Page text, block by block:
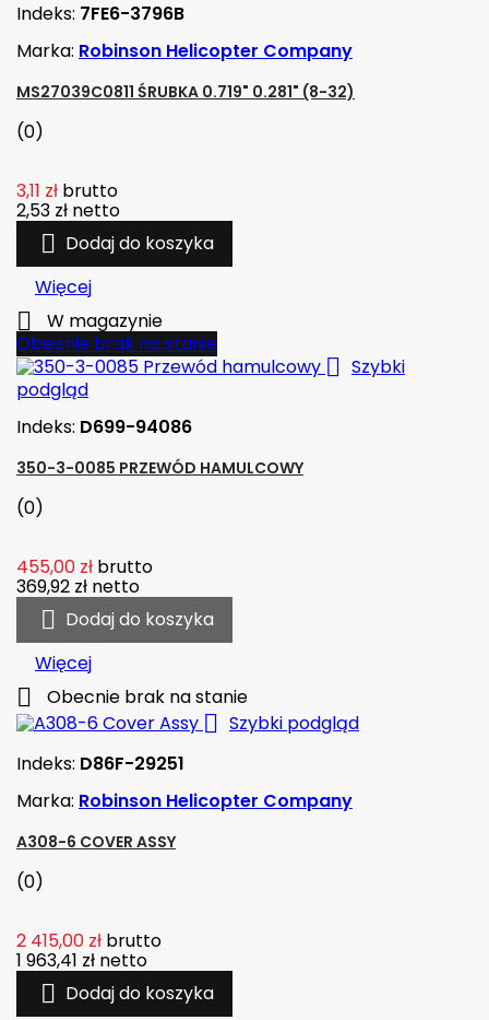
Indeks: 7FE6-3796B
Marka: Robinson Helicopter Company
MS27039C0811 ŚRUBKA 0.719" 0.281" (8-32)
(0)
3,11 zł brutto
2,53 zł netto
 Dodaj do koszyka
Więcej

W magazynie
Obecnie brak na stanie
 Szybki
podgląd
Indeks: D699-94086
350-3-0085 PRZEWÓD HAMULCOWY
(0)
455,00 zł brutto
369,92 zł netto
 Dodaj do koszyka
Więcej
 Obecnie brak na stanie
 Szybki podgląd
Indeks: D86F-29251
Marka: Robinson Helicopter Company
A308-6 COVER ASSY
(0)
2 415,00 zł brutto
1 963,41 zł netto
 Dodaj do koszyka